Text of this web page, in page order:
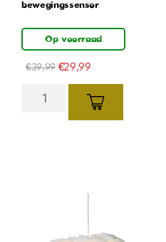
bewegingssensor
Op voorraad
€39,99 €29,99